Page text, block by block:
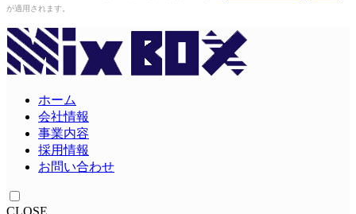
が適用されます。
ホーム
会社情報
事業内容
採用情報
お問い合わせ
CLOSE